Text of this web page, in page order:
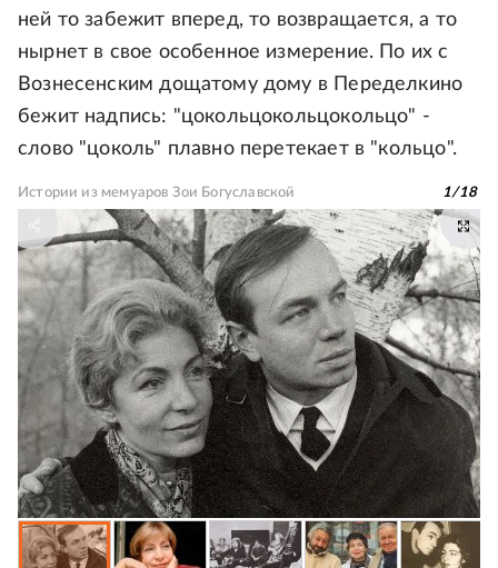
ней то забежит вперед, то возвращается, а то
нырнет в свое особенное измерение. По их с
Вознесенским дощатому дому в Переделкино
бежит надпись: "цокольцокольцокольцо" -
слово "цоколь" плавно перетекает в "кольцо".
Истории из мемуаров Зои Богуславской 1/18